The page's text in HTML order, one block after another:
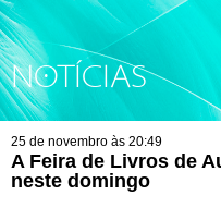
NOTÍCIAS
25 de novembro às 20:49
A Feira de Livros de
neste domingo